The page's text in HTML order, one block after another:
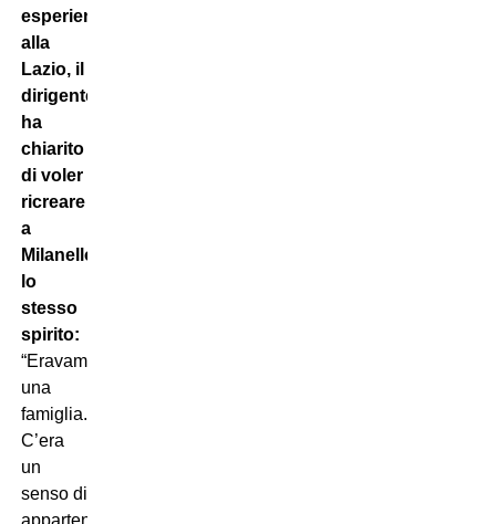
esperienza
alla
Lazio, il
dirigente
ha
chiarito
di voler
ricreare
a
Milanello
lo
stesso
spirito:
“Eravamo
una
famiglia.
C’era
un
senso di
appartenenza